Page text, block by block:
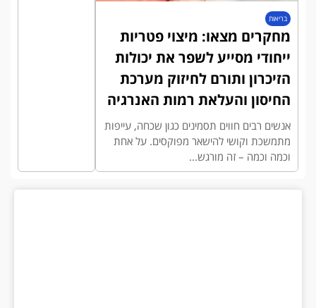
בריאות
מחקרים מצאו: מיצוי פטריות
ייחודי מסייע לשפר את יכולות
הזיכרון ותורם לחיזוק מערכת
החיסון והעלאת רמות האנרגיה
אנשים רבים חווים תסמינים כגון שכחה, עייפות
מתמשכת וקושי להישאר מפוקסים. על אחת
וכמה וכמה – זה מורגש...